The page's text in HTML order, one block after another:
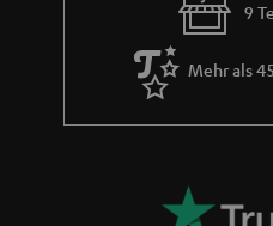
9
Mehr als